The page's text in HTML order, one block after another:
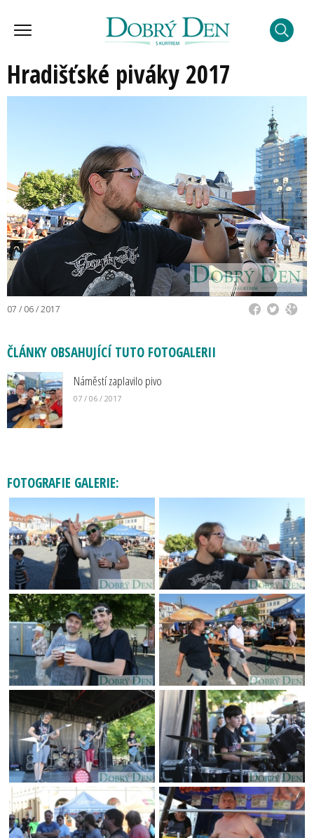
Hradišťské piváky 2017
07 / 06 / 2017
ČLÁNKY OBSAHUJÍCÍ TUTO FOTOGALERII
Náměstí zaplavilo pivo
07 / 06 / 2017
FOTOGRAFIE GALERIE: